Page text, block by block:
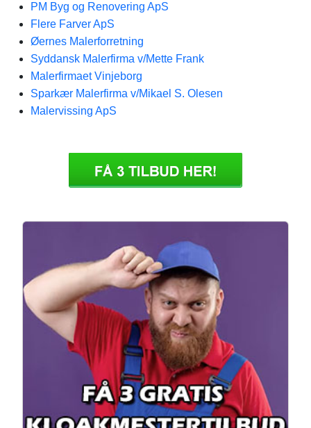
PM Byg og Renovering ApS
Flere Farver ApS
Øernes Malerforretning
Syddansk Malerfirma v/Mette Frank
Malerfirmaet Vinjeborg
Sparkær Malerfirma v/Mikael S. Olesen
Malervissing ApS